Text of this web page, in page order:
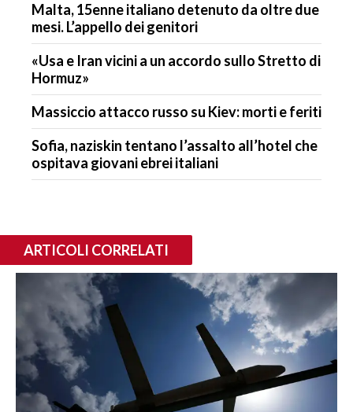
Malta, 15enne italiano detenuto da oltre due
mesi. L’appello dei genitori
«Usa e Iran vicini a un accordo sullo Stretto di
Hormuz»
Massiccio attacco russo su Kiev: morti e feriti
Sofia, naziskin tentano l’assalto all’hotel che
ospitava giovani ebrei italiani
ARTICOLI CORRELATI